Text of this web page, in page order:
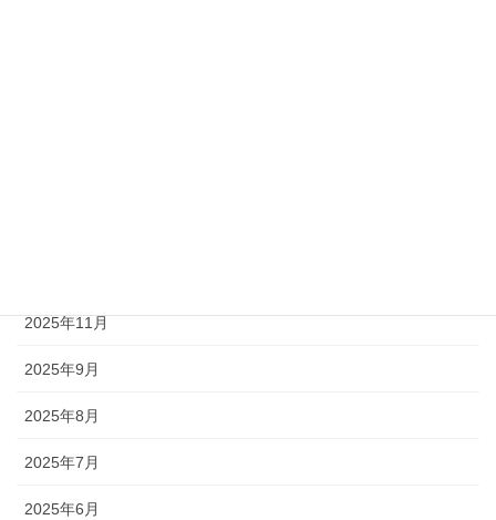
2025年11月
2025年9月
2025年8月
2025年7月
2025年6月